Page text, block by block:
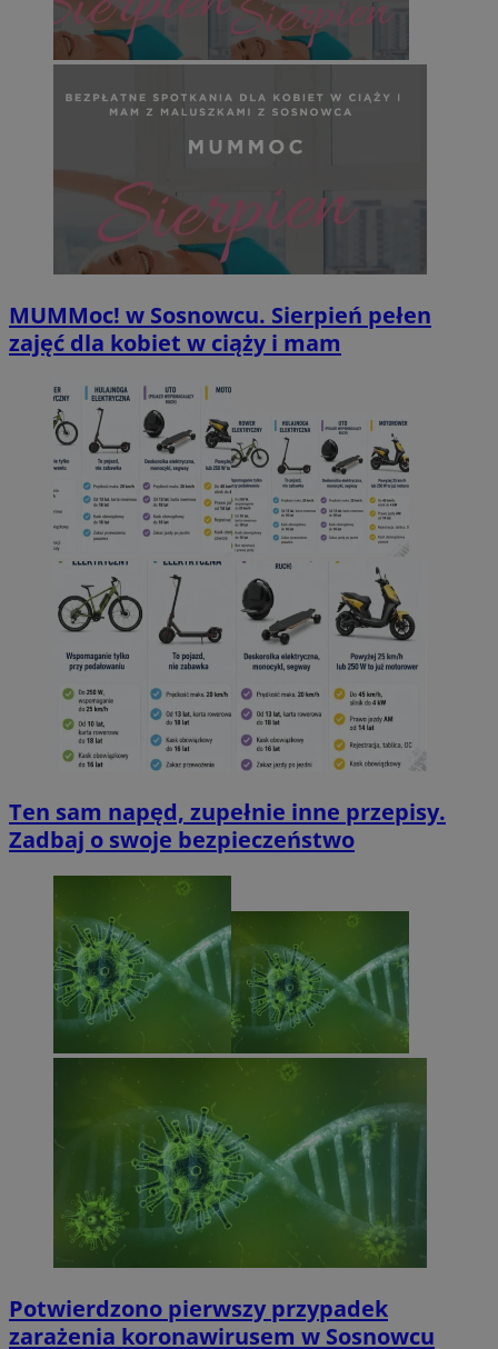
MUMMoc! w Sosnowcu. Sierpień pełen
zajęć dla kobiet w ciąży i mam
Ten sam napęd, zupełnie inne przepisy.
Zadbaj o swoje bezpieczeństwo
Potwierdzono pierwszy przypadek
zarażenia koronawirusem w Sosnowcu